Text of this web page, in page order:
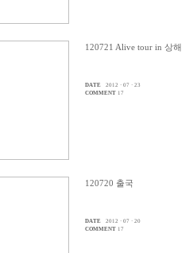
120721 Alive tour in 상해
DATE
2012 · 07 · 23
COMMENT 17
120720 출국
DATE
2012 · 07 · 20
COMMENT 17